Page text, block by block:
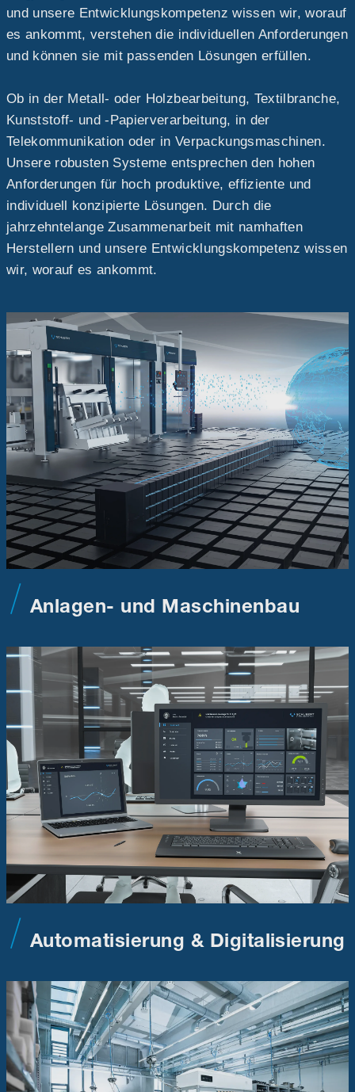
und unsere Entwicklungskompetenz wissen wir, worauf
es ankommt, verstehen die individuellen Anforderungen
und können sie mit passenden Lösungen erfüllen.
Ob in der Metall- oder Holzbearbeitung, Textilbranche,
Kunststoff- und -Papierverarbeitung, in der
Telekommunikation oder in Verpackungsmaschinen.
Unsere robusten Systeme entsprechen den hohen
Anforderungen für hoch produktive, effiziente und
individuell konzipierte Lösungen. Durch die
jahrzehntelange Zusammenarbeit mit namhaften
Herstellern und unsere Entwicklungskompetenz wissen
wir, worauf es ankommt.
Anlagen- und Maschinenbau
Automatisierung & Digitalisierung